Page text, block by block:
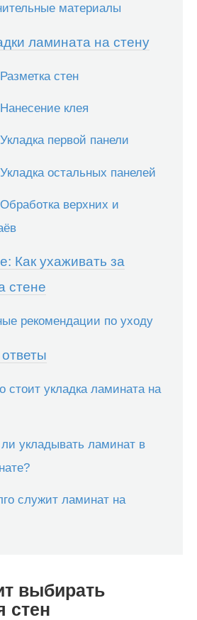
материалы
ламината на стену
стен
клея
первой панели
остальных панелей
верхних и
Как ухаживать за
стене
рекомендации по уходу
стоит укладка ламината на
укладывать ламинат в
служит ламинат на
выбирать
стен